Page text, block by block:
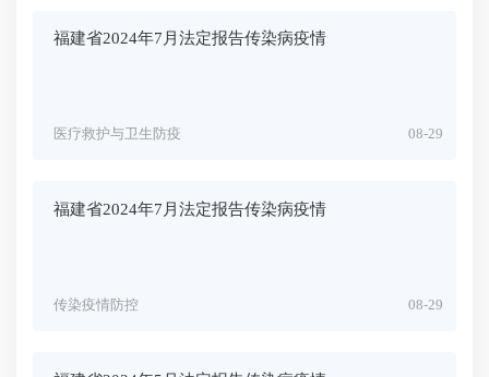
福建省2024年7月法定报告传染病疫情
08-29
医疗救护与卫生防疫
福建省2024年7月法定报告传染病疫情
08-29
传染疫情防控